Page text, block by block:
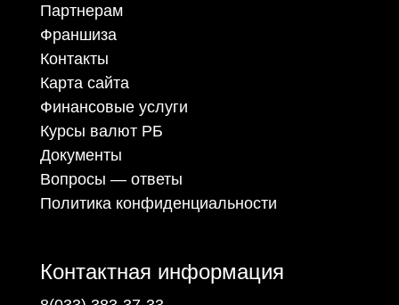
Партнерам
Франшиза
Контакты
Карта сайта
Финансовые услуги
Курсы валют РБ
Документы
Вопросы — ответы
Политика конфиденциальности
Контактная информация